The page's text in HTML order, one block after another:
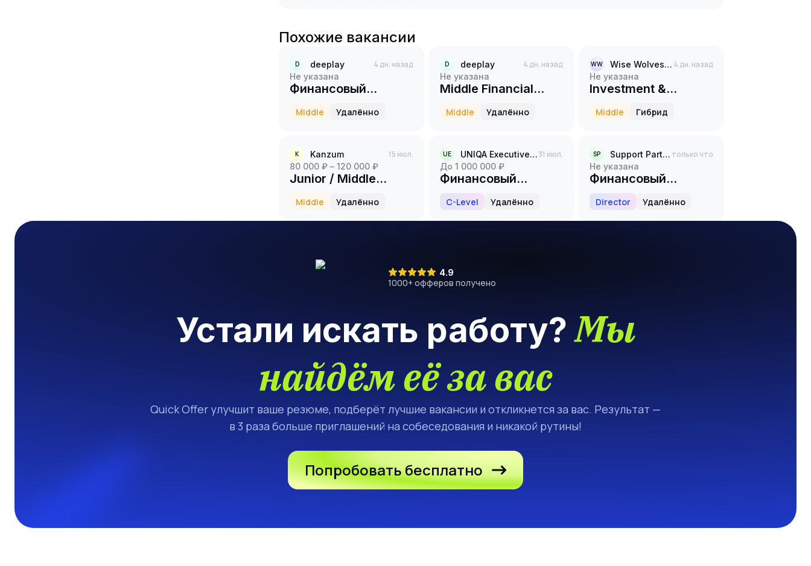
Похожие вакансии
D deeplay
4 дн. назад
Не указана
Финансовый
[Middle]
Middle Удалённо
D deeplay
4 дн. назад
Не указана
Middle Financial
Middle Удалённо
WW Wise Wolves Group 4 дн. назад
Не указана
Investment &
Middle Гибрид
K Kanzum
15 июл.
80 000 ₽ – 120 000 ₽
Junior / Middle
& Management
Accounting Analyst
Middle Удалённо
UE UNIQA Executive Search31 июл.
до 1 000 000 ₽
Финансовый
C-Level Удалённо
SP Support Partners только что
Не указана
Финансовый
Director Удалённо
4.9
1000+ офферов получено
Устали искать работу?Мы
найдём её за вас
Quick Offer улучшит ваше резюме, подберёт лучшие вакансии и откликнется за вас. Результат —
в 3 раза больше приглашений на собеседования и никакой рутины!
Попробовать бесплатно